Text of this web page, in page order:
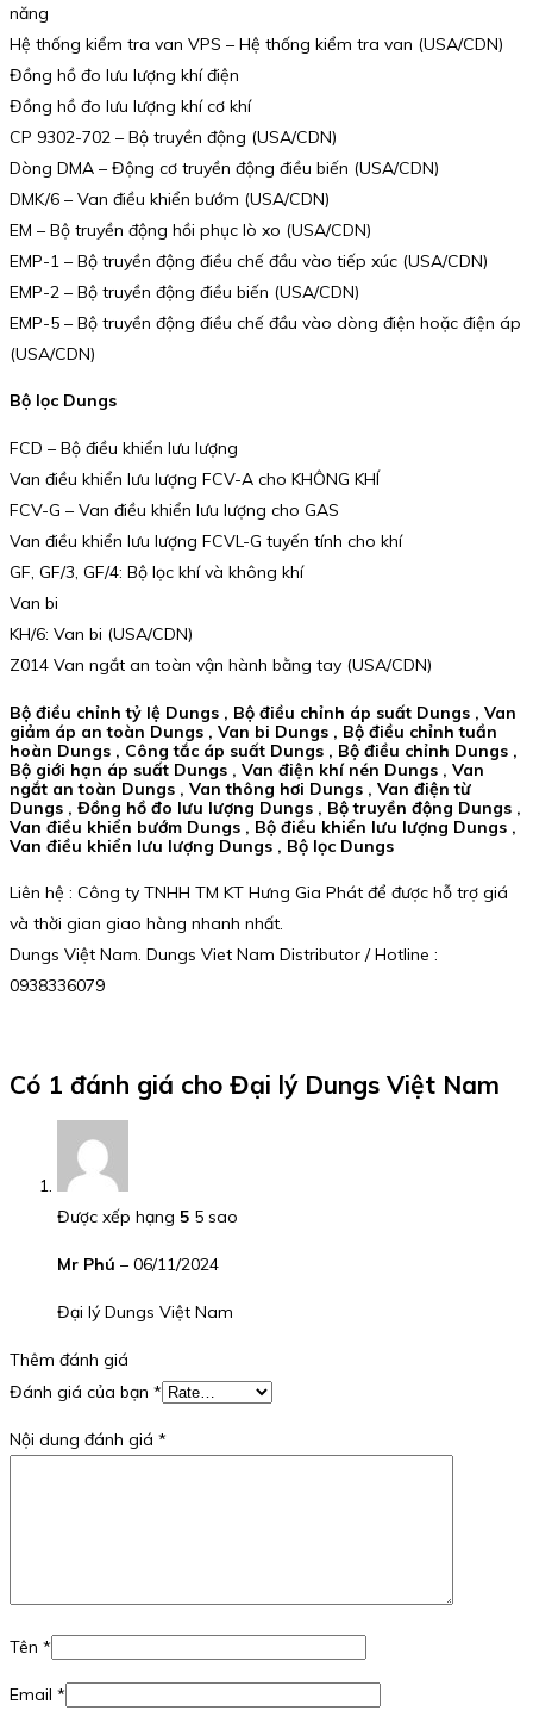
năng
Hệ thống kiểm tra van VPS – Hệ thống kiểm tra van (USA/CDN)
Đồng hồ đo lưu lượng khí điện
Đồng hồ đo lưu lượng khí cơ khí
CP 9302-702 – Bộ truyền động (USA/CDN)
Dòng DMA – Động cơ truyền động điều biến (USA/CDN)
DMK/6 – Van điều khiển bướm (USA/CDN)
EM – Bộ truyền động hồi phục lò xo (USA/CDN)
EMP-1 – Bộ truyền động điều chế đầu vào tiếp xúc (USA/CDN)
EMP-2 – Bộ truyền động điều biến (USA/CDN)
EMP-5 – Bộ truyền động điều chế đầu vào dòng điện hoặc điện áp
(USA/CDN)
Bộ lọc Dungs
FCD – Bộ điều khiển lưu lượng
Van điều khiển lưu lượng FCV-A cho KHÔNG KHÍ
FCV-G – Van điều khiển lưu lượng cho GAS
Van điều khiển lưu lượng FCVL-G tuyến tính cho khí
GF, GF/3, GF/4: Bộ lọc khí và không khí
Van bi
KH/6: Van bi (USA/CDN)
Z014 Van ngắt an toàn vận hành bằng tay (USA/CDN)
Bộ điều chỉnh tỷ lệ Dungs , Bộ điều chỉnh áp suất Dungs , Van
giảm áp an toàn Dungs , Van bi Dungs , Bộ điều chỉnh tuần
hoàn Dungs , Công tắc áp suất Dungs , Bộ điều chỉnh Dungs ,
Bộ giới hạn áp suất Dungs , Van điện khí nén Dungs , Van
ngắt an toàn Dungs , Van thông hơi Dungs , Van điện từ
Dungs , Đồng hồ đo lưu lượng Dungs , Bộ truyền động Dungs ,
Van điều khiển bướm Dungs , Bộ điều khiển lưu lượng Dungs ,
Van điều khiển lưu lượng Dungs , Bộ lọc Dungs
Liên hệ : Công ty TNHH TM KT Hưng Gia Phát để được hỗ trợ giá
và thời gian giao hàng nhanh nhất.
Dungs Việt Nam. Dungs Viet Nam Distributor / Hotline :
0938336079
Có 1 đánh giá cho Đại lý Dungs Việt Nam
Được xếp hạng 5 5 sao
Mr Phú – 06/11/2024
Đại lý Dungs Việt Nam
Thêm đánh giá
Đánh giá của bạn *
Nội dung đánh giá *
Tên *
Email *